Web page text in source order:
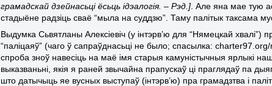
грамадскай дзейнасьці ёсьць ідэалогія. – Рэд.] . Але яна мае тую
стадыёне радзіць сваё “мыла на суддзю”. Таму палітык таксама
Выдумка Сьвятланы Алексіевіч (у інтэрв’ю для “Нямецкай хвалі”)
“паліцаяў” (чаго ў сапраўднасьці не было; спасылка:charter97.org/
спроба зноў навесіць на маё імя старыя камуністычныя ярлыкі
выказваньні, якія я раней звычайна прапускаў ці праглядаў па
што датычыць яе вусных выступаў (інтэрв’ю) пра грамадзтва і